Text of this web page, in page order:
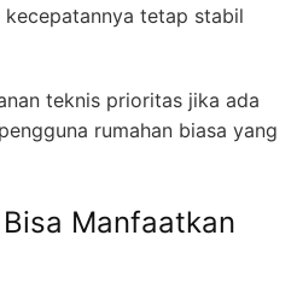
kecepatannya tetap stabil
teknis prioritas jika ada
rumahan biasa yang
Manfaatkan